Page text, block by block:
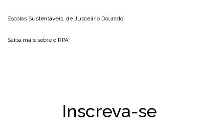
Escolas Sustentáveis, de Juscelino Dourado
Saiba mais sobre o RPA
Inscreva-se